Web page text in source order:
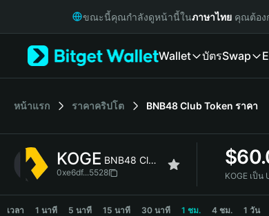
Русский
Italiano
简体中文
繁體中文
Bahasa Indonesia
ขณะนี้คุณกำลังดูหน้านี้ในภาษาไทย คุณต้อง
Wallet บัตรSwap
หน้าแรก ราคาคริปโต BNB48 Club Token ราคา
KOGE BNB48 Club Token
0xe6df...5528
$
KOGE เป็น
KOGE Price Chart
เวลา 1 นาที 5 นาที 15 นาที 30 นาที 1 ชม. 4 ชม. 1 วัน